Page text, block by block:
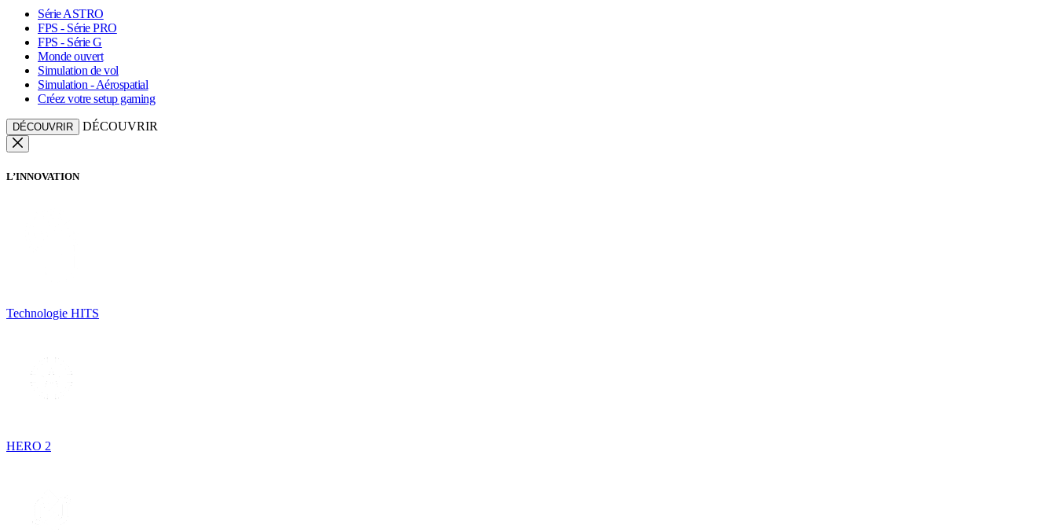
Série ASTRO
FPS - Série PRO
FPS - Série G
Monde ouvert
Simulation de vol
Simulation - Aérospatial
Créez votre setup gaming
DÉCOUVRIR DÉCOUVRIR
L’INNOVATION
Technologie HITS
HERO 2